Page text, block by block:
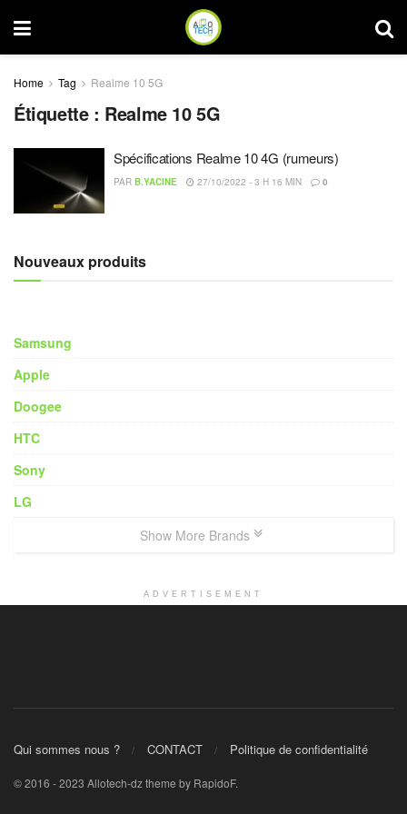
Home Tag Realme 10 5G
Étiquette : Realme 10 5G
Spécifications Realme 10 4G (rumeurs)
PAR B.YACINE 27/10/2022 - 3 H 16 MIN 0
Nouveaux produits
Samsung
Apple
Doogee
HTC
Sony
LG
Show More Brands
ADVERTISEMENT
Qui sommes nous ? CONTACT Politique de confidentialité
© 2016 - 2023 Allotech-dz theme by RapidoF.